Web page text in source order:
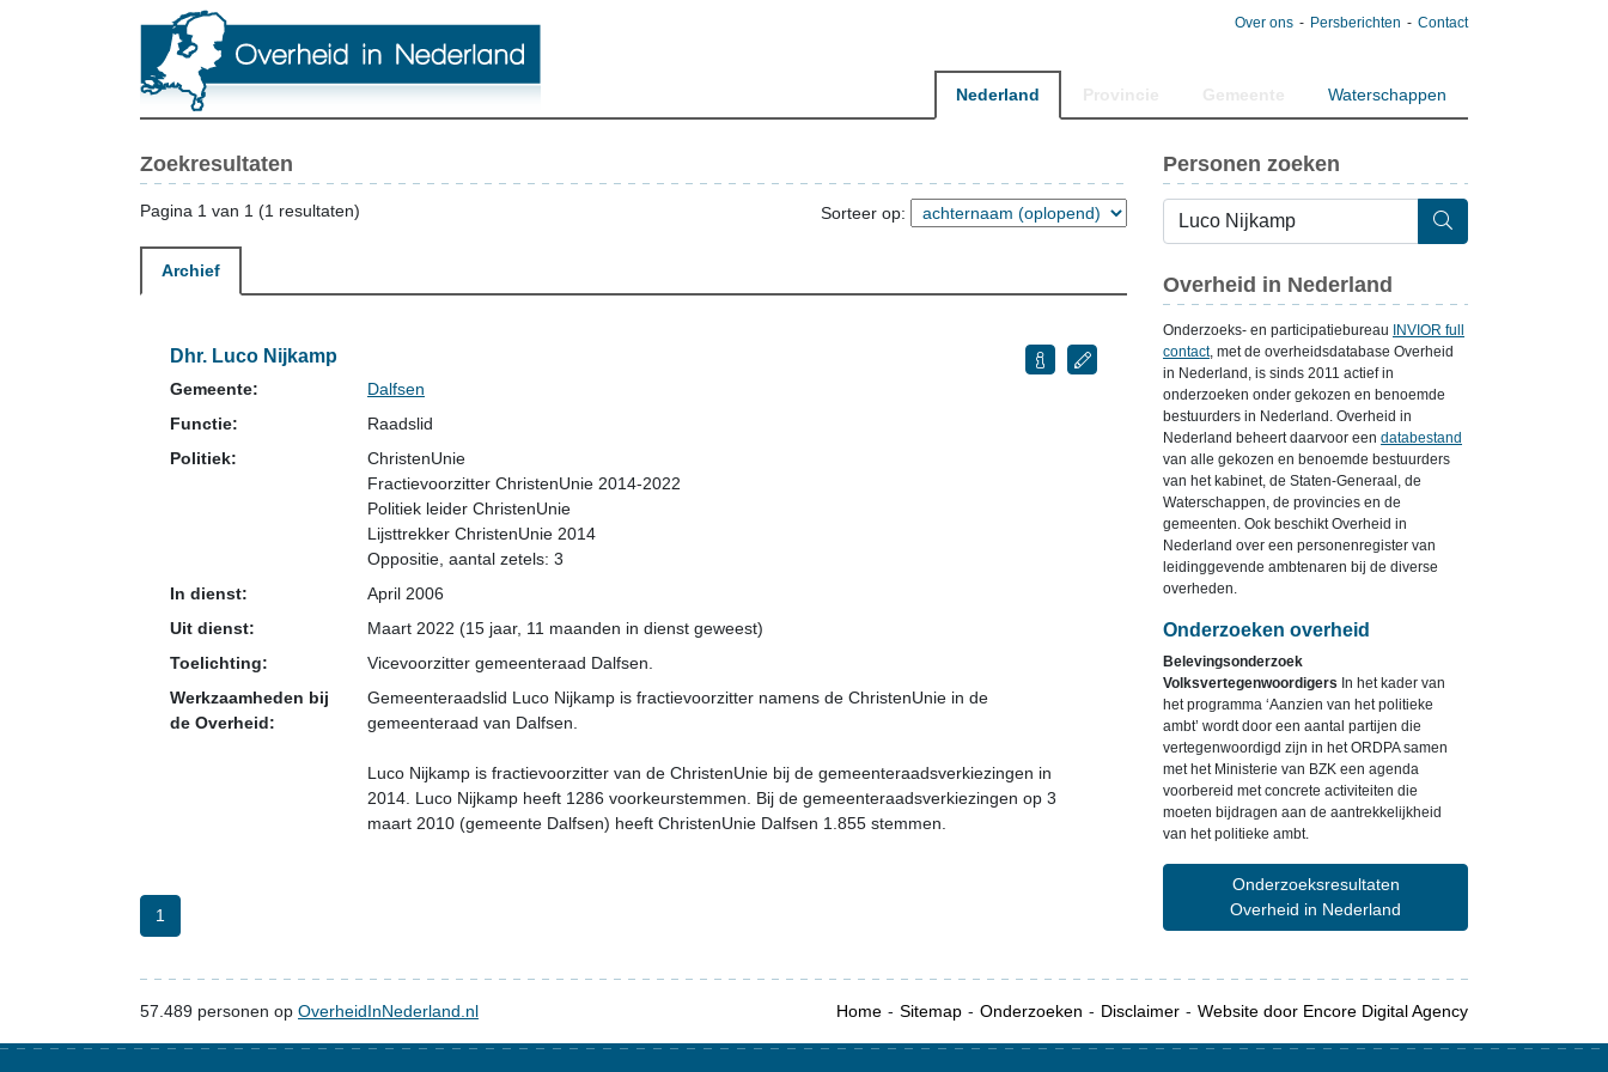
Over ons Persberichten Contact
Nederland Waterschappen
Zoekresultaten
Pagina 1 van 1 (1 resultaten) Sorteer op:
Archief
Dhr. Luco Nijkamp
Gemeente:
Dalfsen
Functie:
Raadslid
Politiek:
ChristenUnie
Fractievoorzitter ChristenUnie 2014-2022
Politiek leider ChristenUnie
Lijsttrekker ChristenUnie 2014
Oppositie , aantal zetels: 3
In dienst:
April 2006
Uit dienst:
Maart 2022 (15 jaar, 11 maanden in dienst geweest)
Toelichting:
Vicevoorzitter gemeenteraad Dalfsen.
Werkzaamheden bij
de Overheid:
Gemeenteraadslid Luco Nijkamp is fractievoorzitter namens de ChristenUnie in de
gemeenteraad van Dalfsen.
Luco Nijkamp is fractievoorzitter van de ChristenUnie bij de gemeenteraadsverkiezingen in
2014. Luco Nijkamp heeft 1286 voorkeurstemmen. Bij de gemeenteraadsverkiezingen op 3
maart 2010 (gemeente Dalfsen) heeft ChristenUnie Dalfsen 1.855 stemmen.
1
Personen zoeken
Overheid in Nederland
Onderzoeks- en participatiebureau
INVIOR full
contact, met de overheidsdatabase Overheid
in Nederland, is sinds 2011 actief in
onderzoeken onder gekozen en benoemde
bestuurders in Nederland. Overheid in
Nederland beheert daarvoor een databestand
van alle gekozen en benoemde bestuurders
van het kabinet, de Staten-Generaal, de
Waterschappen, de provincies en de
gemeenten. Ook beschikt Overheid in
Nederland over een personenregister van
leidinggevende ambtenaren bij de diverse
overheden.
Onderzoeken overheid
Belevingsonderzoek
Volksvertegenwoordigers In het kader van
het programma ‘Aanzien van het politieke
ambt’ wordt door een aantal partijen die
vertegenwoordigd zijn in het ORDPA samen
met het Ministerie van BZK een agenda
voorbereid met concrete activiteiten die
moeten bijdragen aan de aantrekkelijkheid
van het politieke ambt.
Onderzoeksresultaten
Overheid in Nederland
57.489 personen op OverheidInNederland.nl Home Sitemap Onderzoeken Disclaimer Website door Encore Digital Agency